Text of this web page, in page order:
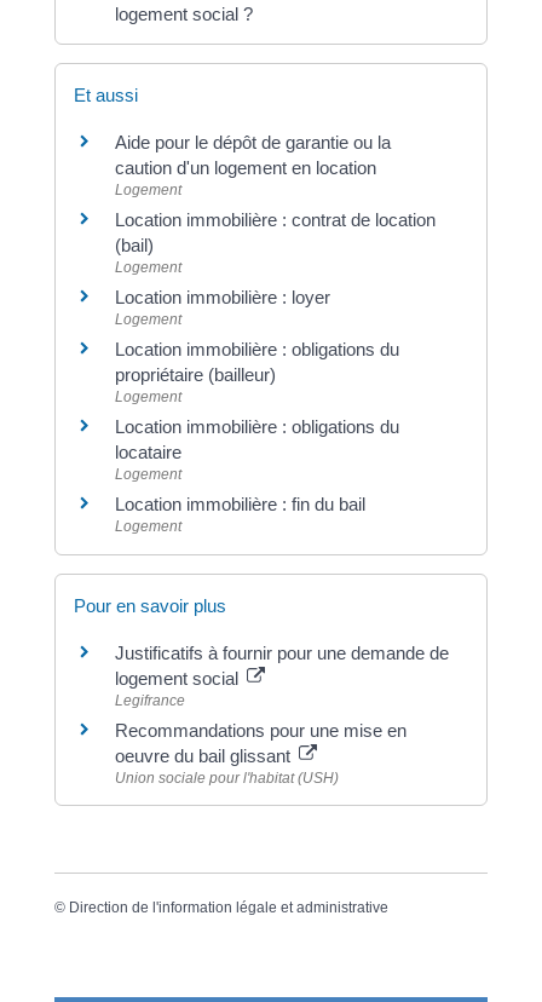
logement social ?
Et aussi
Aide pour le dépôt de garantie ou la
caution d'un logement en location
Logement
Location immobilière : contrat de location
(bail)
Logement
Location immobilière : loyer
Logement
Location immobilière : obligations du
propriétaire (bailleur)
Logement
Location immobilière : obligations du
locataire
Logement
Location immobilière : fin du bail
Logement
Pour en savoir plus
Justificatifs à fournir pour une demande de
logement social
Legifrance
Recommandations pour une mise en
oeuvre du bail glissant
Union sociale pour l'habitat (USH)
© Direction de l'information légale et administrative